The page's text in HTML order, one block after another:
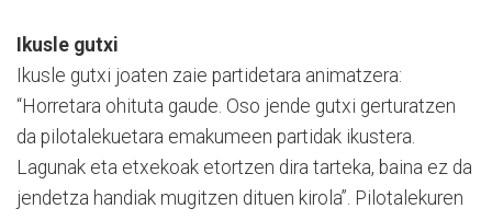
Ikusle gutxi
Ikusle gutxi joaten zaie partidetara animatzera:
“Horretara ohituta gaude. Oso jende gutxi gerturatzen
da pilotalekuetara emakumeen partidak ikustera.
Lagunak eta etxekoak etortzen dira tarteka, baina ez da
jendetza handiak mugitzen dituen kirola”. Pilotalekuren